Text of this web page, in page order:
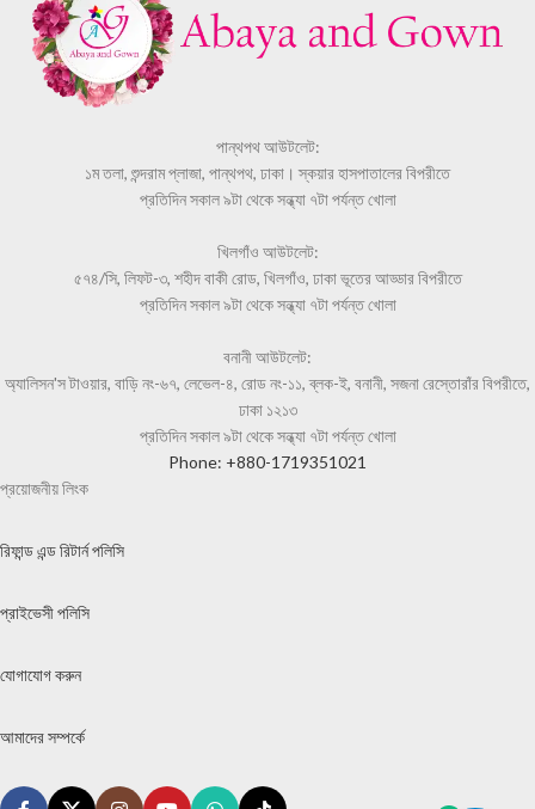
পান্থপথ আউটলেট:
১ম তলা, শুন্দরাম প্লাজা, পান্থপথ, ঢাকা। স্কয়ার হাসপাতালের বিপরীতে
প্রতিদিন সকাল ৯টা থেকে সন্ধ্যা ৭টা পর্যন্ত খোলা
খিলগাঁও আউটলেট:
৫৭৪/সি, লিফট-৩, শহীদ বাকী রোড, খিলগাঁও, ঢাকা ভূতের আড্ডার বিপরীতে
প্রতিদিন সকাল ৯টা থেকে সন্ধ্যা ৭টা পর্যন্ত খোলা
বনানী আউটলেট:
অ্যালিসন'স টাওয়ার, বাড়ি নং-৬৭, লেভেল-৪, রোড নং-১১, ব্লক-ই, বনানী, সজনা রেস্তোরাঁর বিপরীতে,
ঢাকা ১২১৩
প্রতিদিন সকাল ৯টা থেকে সন্ধ্যা ৭টা পর্যন্ত খোলা
Phone: +880-1719351021
প্রয়োজনীয় লিংক
রিফান্ড এন্ড রিটার্ন পলিসি
প্রাইভেসী পলিসি
যোগাযোগ করুন
আমাদের সম্পর্কে